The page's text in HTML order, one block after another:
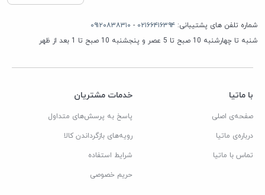
شماره تلفن های پشتیبانی: ۰۲۱۶۶۴۱۶۳۹۴ - ۰۹۱۲۰۸۳۸۳۱۰
شنبه تا چهارشنبه 10 صبح تا 5 عصر و پنجشنبه 10 صبح تا 1 بعد از ظهر
با ماتیا
صفحه‌ی اصلی
درباره‌ی ماتیا
تماس با ماتیا
خدمات مشتریان
پاسخ به پرسش‌های متداول
رویه‌های بازگرداندن کالا
شرایط استفاده
حریم خصوصی